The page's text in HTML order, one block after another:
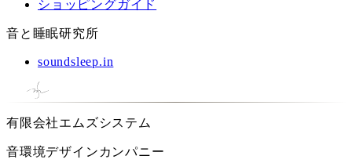
ショッピングガイド
音と睡眠研究所
soundsleep.in
有限会社エムズシステム
音環境デザインカンパニー